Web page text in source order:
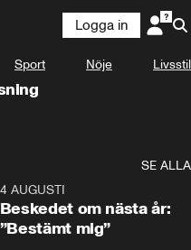
Logga in
Sport Nöje Livsstil
SE ALLA
4 AUGUSTI
Beskedet om nästa år:
”Bestämt mig”